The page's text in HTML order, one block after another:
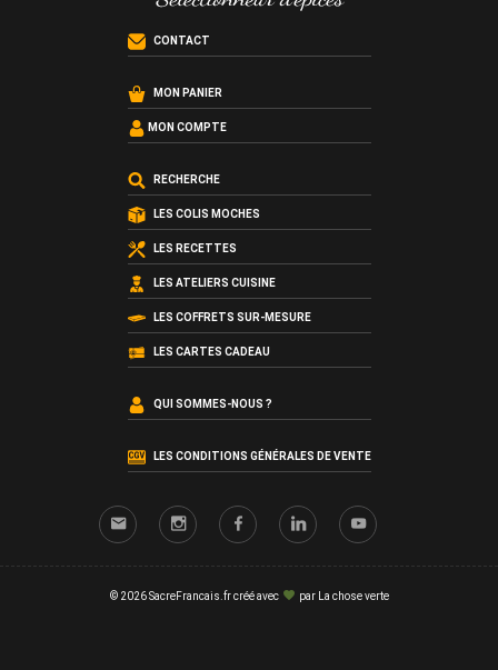
CONTACT
MON PANIER
MON COMPTE
RECHERCHE
LES COLIS MOCHES
LES RECETTES
LES ATELIERS CUISINE
LES COFFRETS SUR-MESURE
LES CARTES CADEAU
QUI SOMMES-NOUS ?
LES CONDITIONS GÉNÉRALES DE VENTE
© 2026 SacreFrancais.fr créé avec par La chose verte